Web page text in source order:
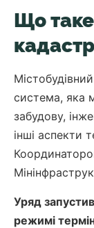
Що таке
система, яка
забудову,
інші аспекти
Уряд
режимі